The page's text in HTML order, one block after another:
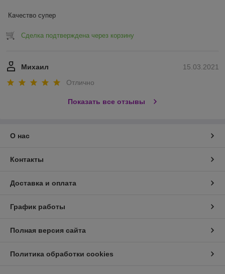
Качество супер
Сделка подтверждена через корзину
15.03.2021
Михаил
Отлично
Показать все отзывы
О нас
Контакты
Доставка и оплата
График работы
Полная версия сайта
Политика обработки cookies